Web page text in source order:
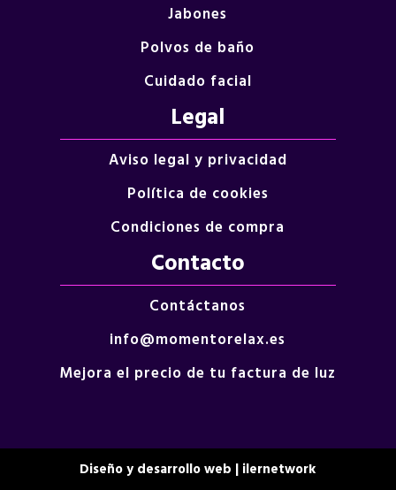
Jabones
Polvos de baño
Cuidado facial
Legal
Aviso legal y privacidad
Política de cookies
Condiciones de compra
Contacto
Contáctanos
info@momentorelax.es
Mejora el precio de tu factura de luz
Diseño y desarrollo web | ilernetwork